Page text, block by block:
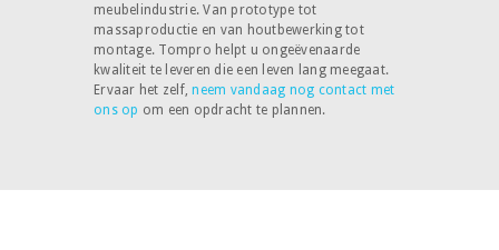
meubelindustrie. Van prototype tot
massaproductie en van houtbewerking tot
montage. Tompro helpt u ongeëvenaarde
kwaliteit te leveren die een leven lang meegaat.
Ervaar het zelf,neem vandaag nog contact met
ons op om een opdracht te plannen.